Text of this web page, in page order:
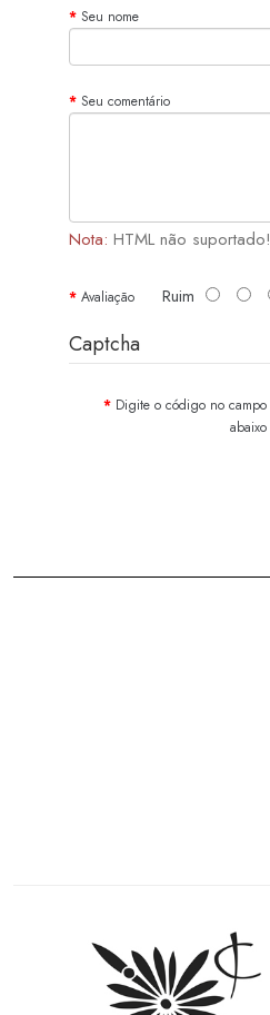
Seu nome
Seu comentário
Nota: HTML não suportado!
Avaliação Ruim
Captcha
Digite o código no campo
abaixo